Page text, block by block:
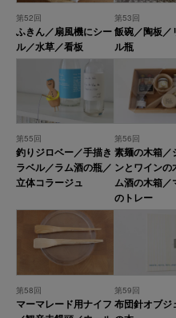
第52回
ふきん／扇風機にシー
ル／水草／看板
第53回
飯碗／陶板／
ル瓶
第55回
釣りジロベー／手描き
ラベル／ラム酒の瓶／
立体コラージュ
第56回
素麺の木箱／
ンとワインの
ム酒の木箱／
のトレー
第58回
マーマレード用ナイフ
第59回
布団針オブジ